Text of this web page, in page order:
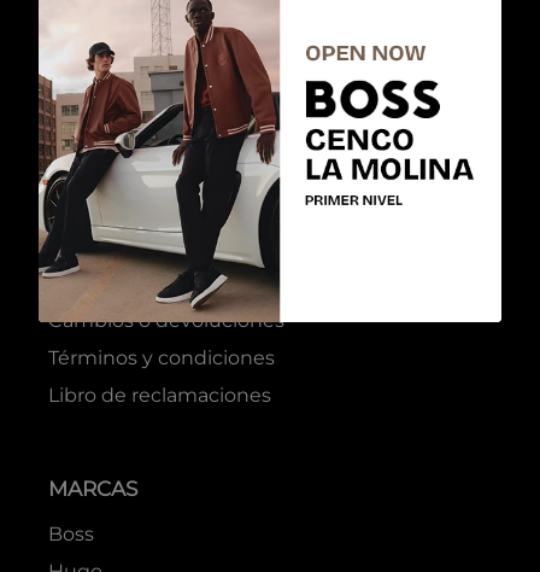
ATENCIÓN AL CLIENTE
Preguntas frecuentes
Cambios o devoluciones
Términos y condiciones
Libro de reclamaciones
MARCAS
Boss